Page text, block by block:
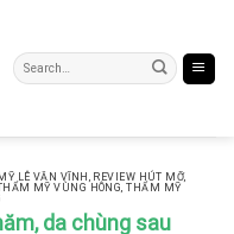
LÊ VĂN VĨNH , REVIEW HÚT MỠ,
MỸ VÙNG HÔNG,THẨM MỸ
da chùng sau